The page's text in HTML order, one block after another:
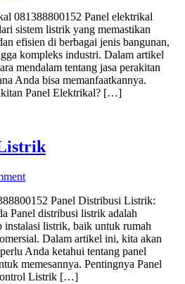
081388800152 Panel elektrikal
sistem listrik yang memastikan
efisien di berbagai jenis bangunan,
kompleks industri. Dalam artikel
mendalam tentang jasa perakitan
Anda bisa memanfaatkannya.
Panel Elektrikal? […]
Panel Distribusi Listrik:
Panel distribusi listrik adalah
instalasi listrik, baik untuk rumah
Dalam artikel ini, kita akan
Anda ketahui tentang panel
memesannya. Pentingnya Panel
Listrik […]